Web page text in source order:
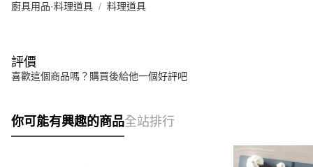
廚具用品·料理道具 料理道具
評價
喜歡這個商品嗎？購買後給他一個好評吧
你可能有興趣的商品全站排行